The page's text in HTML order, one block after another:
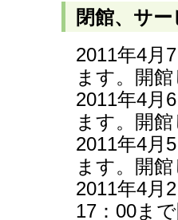
閉館、サ
2011年4月
ます。開
2011年4月
ます。開
2011年4月
ます。開
2011年4月
17：00ま